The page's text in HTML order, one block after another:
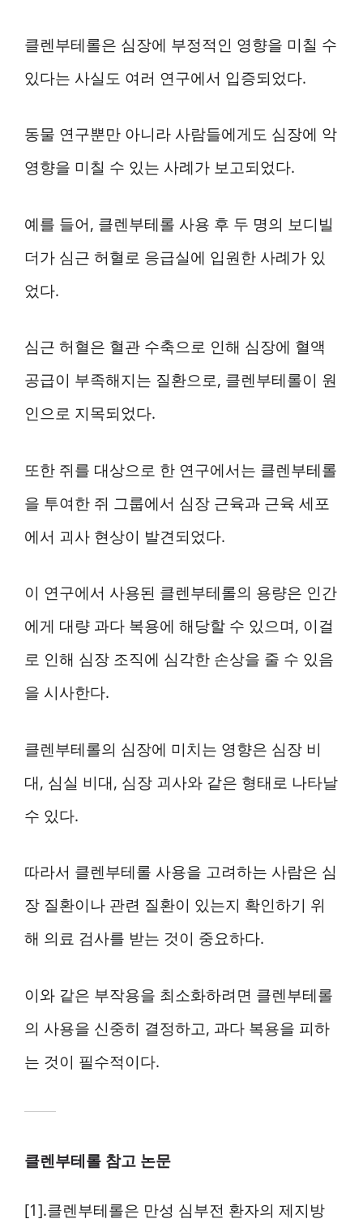
클렌부테롤은 심장에 부정적인 영향을 미칠 수
있다는 사실도 여러 연구에서 입증되었다.
동물 연구뿐만 아니라 사람들에게도 심장에 악
영향을 미칠 수 있는 사례가 보고되었다.
예를 들어, 클렌부테롤 사용 후 두 명의 보디빌
더가 심근 허혈로 응급실에 입원한 사례가 있
었다.
심근 허혈은 혈관 수축으로 인해 심장에 혈액
공급이 부족해지는 질환으로, 클렌부테롤이 원
인으로 지목되었다.
또한 쥐를 대상으로 한 연구에서는 클렌부테롤
을 투여한 쥐 그룹에서 심장 근육과 근육 세포
에서 괴사 현상이 발견되었다.
이 연구에서 사용된 클렌부테롤의 용량은 인간
에게 대량 과다 복용에 해당할 수 있으며, 이걸
로 인해 심장 조직에 심각한 손상을 줄 수 있음
을 시사한다.
클렌부테롤의 심장에 미치는 영향은 심장 비
대, 심실 비대, 심장 괴사와 같은 형태로 나타날
수 있다.
따라서 클렌부테롤 사용을 고려하는 사람은 심
장 질환이나 관련 질환이 있는지 확인하기 위
해 의료 검사를 받는 것이 중요하다.
이와 같은 부작용을 최소화하려면 클렌부테롤
의 사용을 신중히 결정하고, 과다 복용을 피하
는 것이 필수적이다.
클렌부테롤 참고 논문
[1].클렌부테롤은 만성 심부전 환자의 제지방